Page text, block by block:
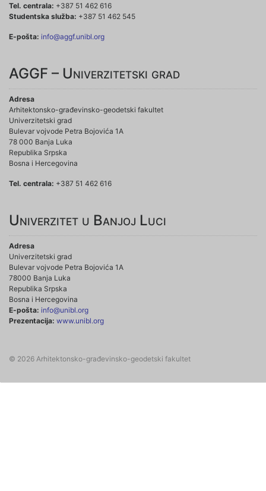
Tel. centrala: +387 51 462 616
Studentska služba: +387 51 462 545
E-pošta: info@aggf.unibl.org
AGGF – Univerzitetski grad
Adresa
Arhitektonsko-građevinsko-geodetski fakultet
Univerzitetski grad
Bulevar vojvode Petra Bojovića 1A
78 000 Banja Luka
Republika Srpska
Bosna i Hercegovina
Tel. centrala: +387 51 462 616
Univerzitet u Banjoj Luci
Adresa
Univerzitetski grad
Bulevar vojvode Petra Bojovića 1A
78000 Banja Luka
Republika Srpska
Bosna i Hercegovina
E-pošta: info@unibl.org
Prezentacija: www.unibl.org
© 2026 Arhitektonsko-građevinsko-geodetski fakultet